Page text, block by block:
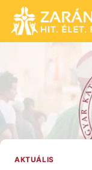
content
AKTUÁLIS